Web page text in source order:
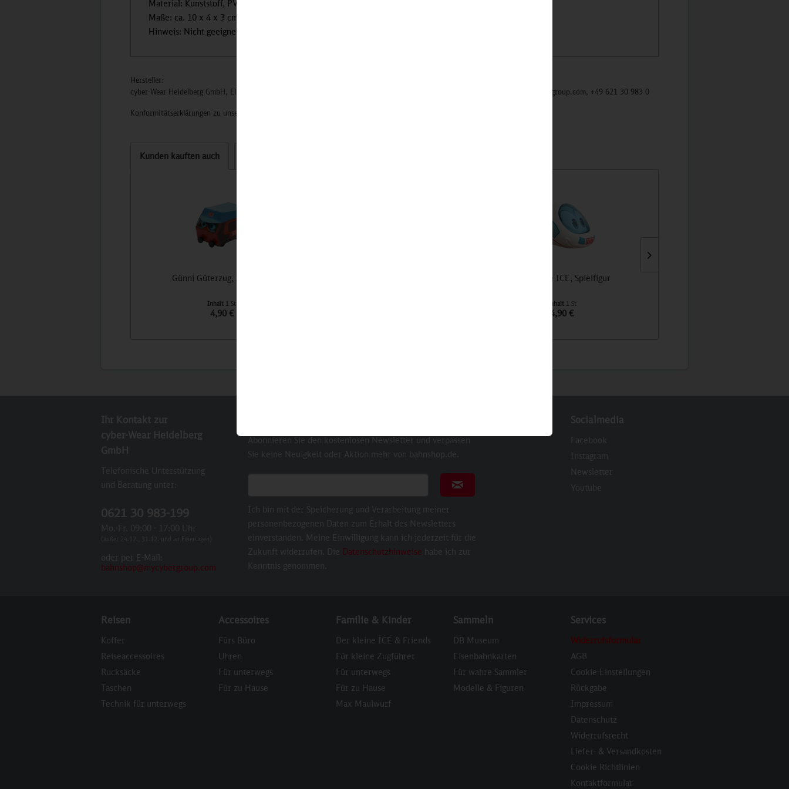
Material: Kunststoff, PVC-frei
Maße: ca. 10 x 4 x 3 cm
Hinweis: Nicht geeignet für Kinder unter 3 Jahren.
Hersteller:
cyber-Wear Heidelberg GmbH, Elsa-Brändström-Str. 4, 68229 Mannheim, Deutschland, Info@mycybergroup.com, https://mycybergroup.com, +49 621 30 983 0
Konformitätserklärungen zu unseren Produkten finden Sie
Kunden kauften auch
Günni Güterzug, Spielfigur
Inhalt 1 St
4,90 €
Der kleine ICE, Spielfigur
Inhalt 1 St
4,90 €
Ihr Kontakt zur
cyber-Wear Heidelberg
GmbH
Telefonische Unterstützung
und Beratung unter:
0621 30 983-199
Mo.-Fr. 09:00 - 17:00 Uhr
(außer 24.12., 31.12. und an Feiertagen)
oder per E-Mail:
bahnshop@mycybergroup.com
Abonnieren Sie den kostenlosen Newsletter und verpassen
Sie keine Neuigkeit oder Aktion mehr von bahnshop.de.
Newsletter abonnieren
Ich bin mit der Speicherung und Verarbeitung meiner
personenbezogenen Daten zum Erhalt des Newsletters
einverstanden. Meine Einwilligung kann ich jederzeit für die
Zukunft widerrufen. Die Datenschutzhinweise habe ich zur
Kenntnis genommen.
Socialmedia
Facebook
Instagram
Newsletter
Youtube
Reisen
Koffer
Reiseaccessoires
Rucksäcke
Taschen
Technik für unterwegs
Accessoires
Fürs Büro
Uhren
Für unterwegs
Für zu Hause
Familie & Kinder
Der kleine ICE & Friends
Für kleine Zugführer
Für unterwegs
Für zu Hause
Max Maulwurf
Sammeln
DB Museum
Eisenbahnkarten
Für wahre Sammler
Modelle & Figuren
Services
Widerrufsformular
AGB
Cookie-Einstellungen
Rückgabe
Impressum
Datenschutz
Widerrufsrecht
Liefer- & Versandkosten
Cookie Richtlinien
Kontaktformular